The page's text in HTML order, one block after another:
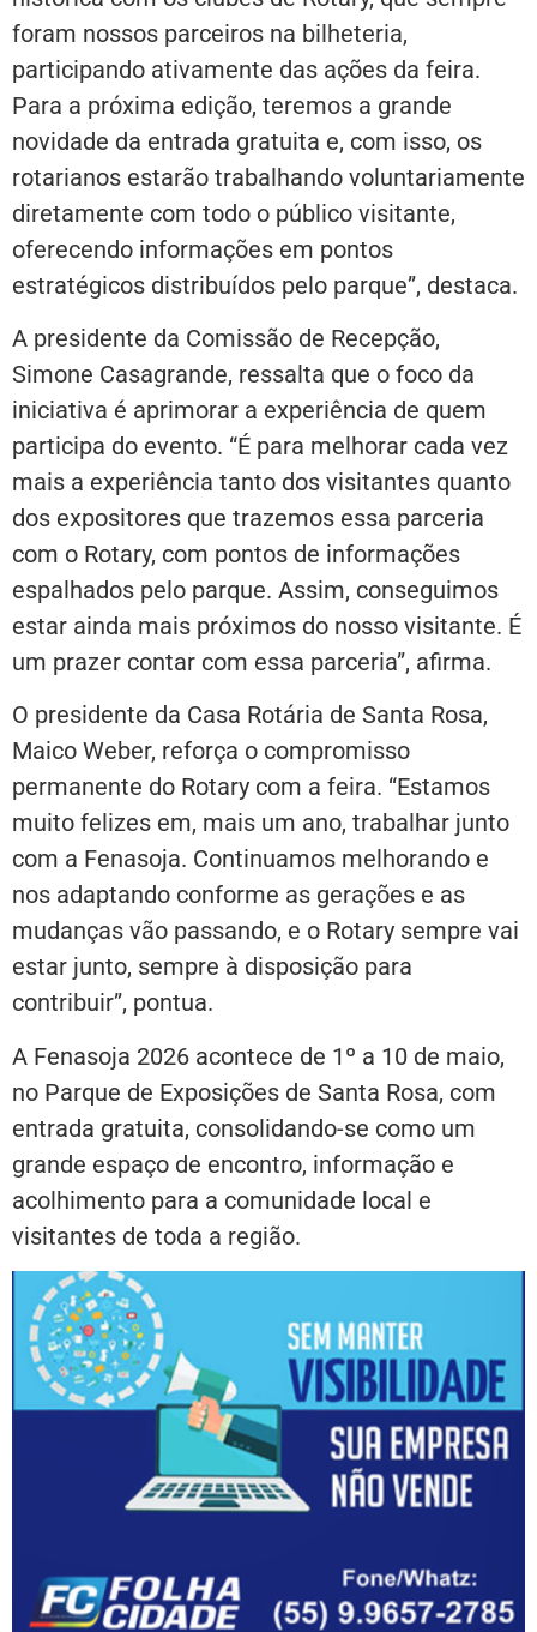
foram nossos parceiros na bilheteria,
participando ativamente das ações da feira.
Para a próxima edição, teremos a grande
novidade da entrada gratuita e, com isso, os
rotarianos estarão trabalhando voluntariamente
diretamente com todo o público visitante,
oferecendo informações em pontos
estratégicos distribuídos pelo parque”, destaca.
A presidente da Comissão de Recepção,
Simone Casagrande, ressalta que o foco da
iniciativa é aprimorar a experiência de quem
participa do evento. “É para melhorar cada vez
mais a experiência tanto dos visitantes quanto
dos expositores que trazemos essa parceria
com o Rotary, com pontos de informações
espalhados pelo parque. Assim, conseguimos
estar ainda mais próximos do nosso visitante. É
um prazer contar com essa parceria”, afirma.
O presidente da Casa Rotária de Santa Rosa,
Maico Weber, reforça o compromisso
permanente do Rotary com a feira. “Estamos
muito felizes em, mais um ano, trabalhar junto
com a Fenasoja. Continuamos melhorando e
nos adaptando conforme as gerações e as
mudanças vão passando, e o Rotary sempre vai
estar junto, sempre à disposição para
contribuir”, pontua.
A Fenasoja 2026 acontece de 1º a 10 de maio,
no Parque de Exposições de Santa Rosa, com
entrada gratuita, consolidando-se como um
grande espaço de encontro, informação e
acolhimento para a comunidade local e
visitantes de toda a região.